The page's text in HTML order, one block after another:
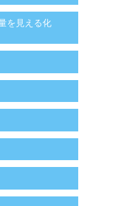
を見える化